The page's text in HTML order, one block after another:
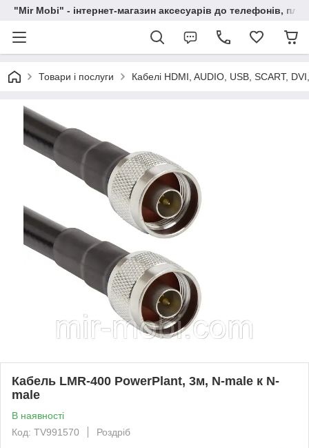
"Mir Mobi" - інтернет-магазин аксесуарів до телефонів,
Товари і послуги Кабелі HDMI, AUDIO, USB, SCART,
Кабель LMR-400 PowerPlant, 3м, N-male к N-
male
В наявності
Код: TV991570
Роздріб